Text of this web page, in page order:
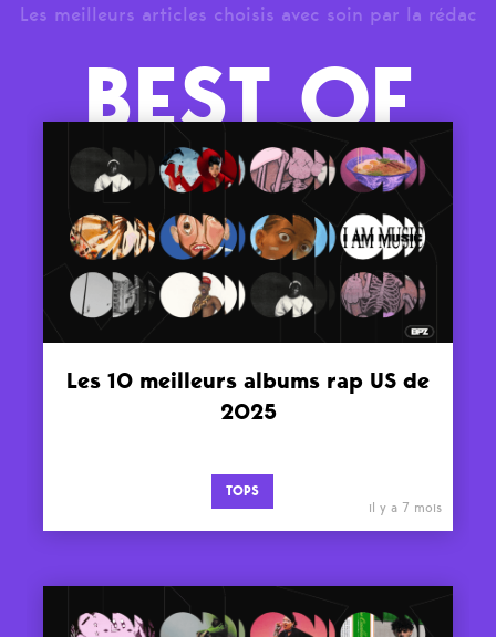
Les meilleurs articles choisis avec soin par la rédac
BEST OF
Les 10 meilleurs albums rap US de
2025
TOPS
il y a 7 mois